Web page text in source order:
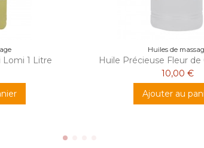
1 Litre
Huiles de
Huile Précieuse Fleur de
10,00 €
Ajouter au